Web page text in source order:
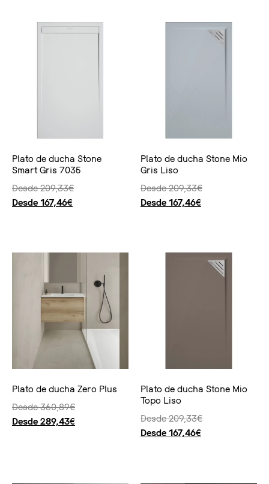
Plato de ducha Stone
Smart Gris 7035
Desde209,33€
Desde 167,46€
Plato de ducha Stone Mio
Gris Liso
Desde209,33€
Desde 167,46€
Plato de ducha Zero Plus
Desde360,89€
Desde 289,43€
Plato de ducha Stone Mio
Topo Liso
Desde209,33€
Desde 167,46€